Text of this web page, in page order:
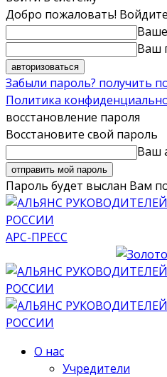
Добро пожаловать!
Ваш
Забыли пароль? получить
Политика
восстановление пароля
Восстановите свой пароль
Ваш
Пароль будет выслан Вам
АРС-ПРЕСС
О нас
Учредители